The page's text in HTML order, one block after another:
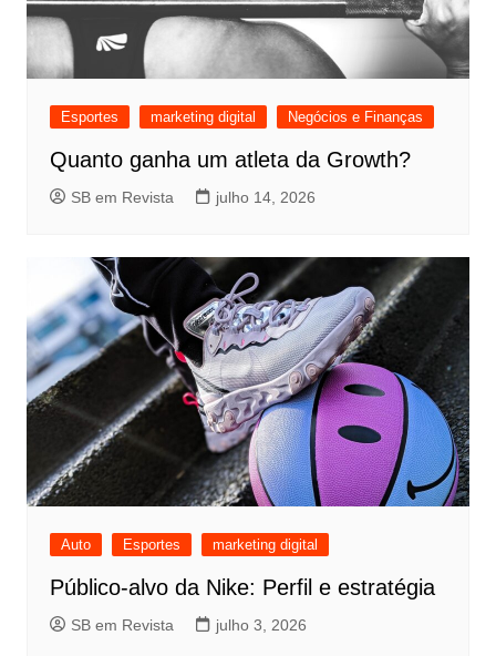
Esportes marketing digital Negócios e Finanças
Quanto ganha um atleta da Growth?
SB em Revista julho 14, 2026
Auto Esportes marketing digital
Público-alvo da Nike: Perfil e estratégia
SB em Revista julho 3, 2026